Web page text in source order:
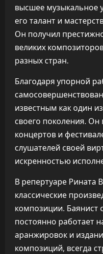
высшее музыкальное
его талант и
Он получил
великих
разных стран.
Благодаря упорной
известным как один
своего поколения.
концертов и
слушателей своей
искренностью
В репертуаре Рината
классические
композиции.
постоянно работает
аранжировок и
композиций, всегда